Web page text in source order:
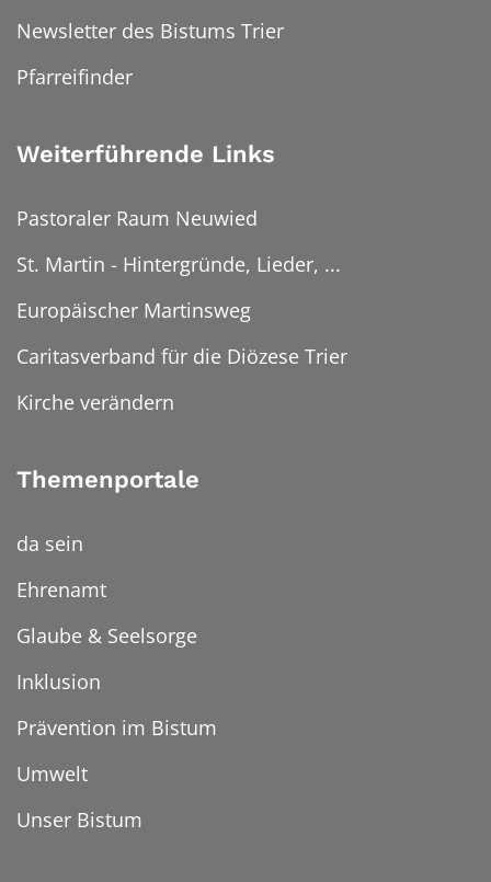
Newsletter des Bistums Trier
Pfarreifinder
Weiterführende Links
Pastoraler Raum Neuwied
St. Martin - Hintergründe, Lieder, ...
Europäischer Martinsweg
Caritasverband für die Diözese Trier
Kirche verändern
Themenportale
da sein
Ehrenamt
Glaube & Seelsorge
Inklusion
Prävention im Bistum
Umwelt
Unser Bistum